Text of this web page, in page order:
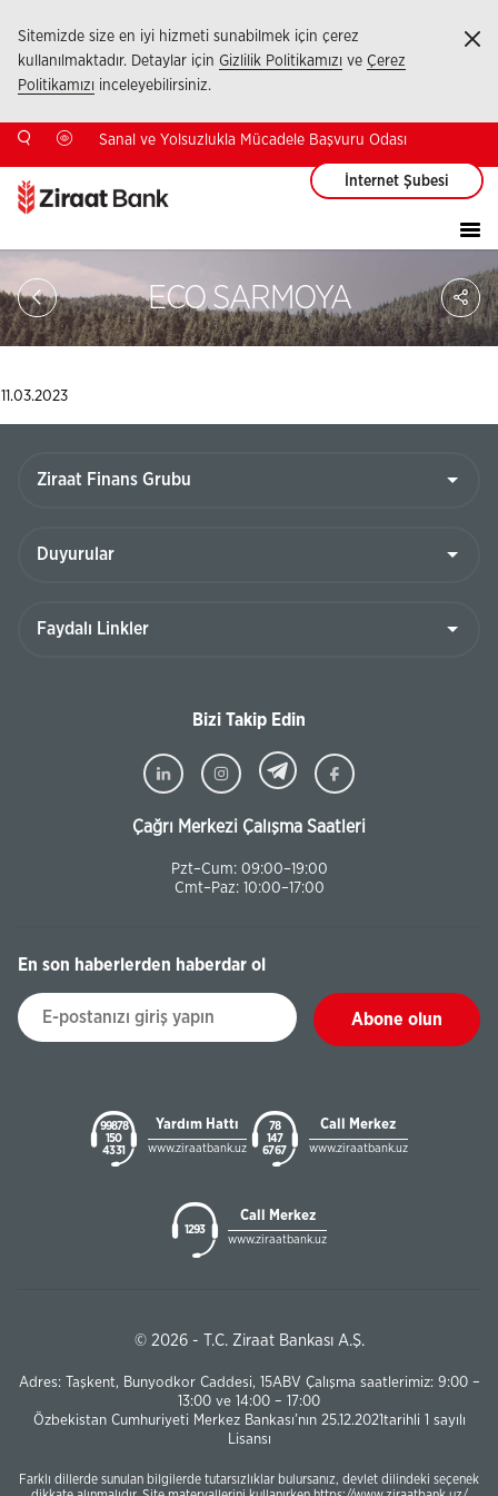
Sitemizde size en iyi hizmeti sunabilmek için çerez
kullanılmaktadır. Detaylar için Gizlilik Politikamızı ve Çerez
Politikamızı inceleyebilirsiniz.
Sanal ve Yolsuzlukla Mücadele Başvuru Odası
İnternet Şubesi
ECO SARMOYA
11.03.2023
Bizi Takip Edin
Çağrı Merkezi Çalışma Saatleri
Pzt–Cum: 09:00–19:00
Cmt–Paz: 10:00–17:00
En son haberlerden haberdar ol
Abone olun
99878
150
43 31
Yardım Hattı
www.ziraatbank.uz
78
147
67 67
Call Merkez
www.ziraatbank.uz
1293
Call Merkez
www.ziraatbank.uz
© 2026 - T.C. Ziraat Bankası A.Ş.
Adres: Taşkent, Bunyodkor Caddesi, 15ABV Çalışma saatlerimiz: 9:00 –
13:00 ve 14:00 – 17:00
Özbekistan Cumhuriyeti Merkez Bankası’nın 25.12.2021tarihli 1 sayılı
Lisansı
Farklı dillerde sunulan bilgilerde tutarsızlıklar bulursanız, devlet dilindeki seçenek